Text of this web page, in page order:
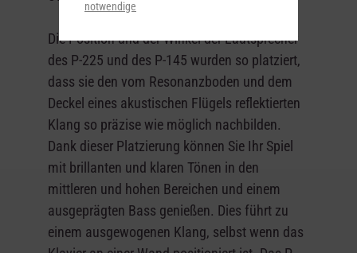
Die Position und der Winkel der Lautsprecher
des P-225 und des P-145 wurden so platziert,
dass sie den vom Resonanzboden und dem
Deckel eines akustischen Flügels reflektierten
Klang so präzise wie möglich nachbilden.
Dank dieser Platzierung können Sie Ihr Spiel
mit brillanten und klaren Tönen in den
mittleren und hohen Bereichen und einem
ausgeprägten Bass genießen. Dies führt zu
einem ausgewogenen Klang, selbst wenn das
notwendige